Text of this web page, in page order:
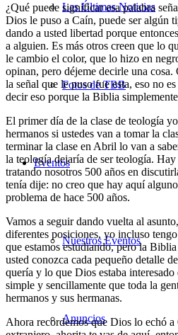
Las Últimas Noticias
Fotos de TBB
Eventos
Nuestros Eventos
Anuncios
¿Qué puede significar esa palabra
Dios le puso a Caín, puede ser algún
dando a usted libertad porque
a alguien. Es más otros creen que lo
le cambio el color, que lo hizo en
opinan, pero déjeme decirle una
la señal que le puso fue esta, eso no
decir eso porque la Biblia
El primer día de la clase de teología
hermanos si ustedes van a tomar la
terminar la clase en Abril lo van a
la teología dejaría de ser teología.
tratando nosotros 500 años en
tenía dije: no creo que hay aquí
problema de hace 500 años.
Vamos a seguir dando vuelta al
diferentes posiciones, yo incluso
que estamos estudiando, pero la
usted conozca cada pequeño detalle
quería y lo que Dios estaba
simple y sencillamente que toda la
hermanos y sus hermanas.
Ahora recordemos que Dios lo echó